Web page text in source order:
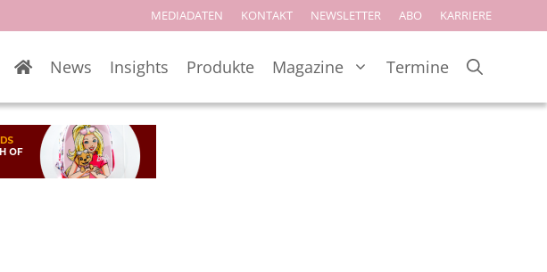
MEDIADATEN KONTAKT NEWSLETTER ABO KARRIERE
News Insights Produkte Magazine Termine